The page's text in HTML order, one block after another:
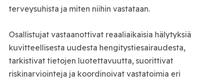
terveysuhista ja miten niihin vastataan.
Osallistujat vastaanottivat reaaliaikaisia hälytyksiä
kuvitteellisesta uudesta hengitystiesairaudesta,
tarkistivat tietojen luotettavuutta, suorittivat
riskinarviointeja ja koordinoivat vastatoimia eri